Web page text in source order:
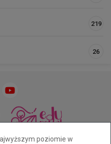
poziomie w
219
26
biala.pl